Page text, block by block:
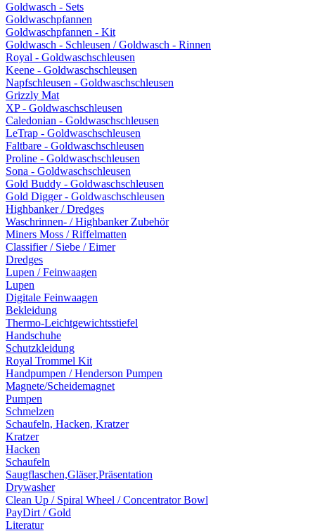
Goldwasch - Sets
Goldwaschpfannen
Goldwaschpfannen - Kit
Goldwasch - Schleusen / Goldwasch - Rinnen
Royal - Goldwaschschleusen
Keene - Goldwaschschleusen
Napfschleusen - Goldwaschschleusen
Grizzly Mat
XP - Goldwaschschleusen
Caledonian - Goldwaschschleusen
LeTrap - Goldwaschschleusen
Faltbare - Goldwaschschleusen
Proline - Goldwaschschleusen
Sona - Goldwaschschleusen
Gold Buddy - Goldwaschschleusen
Gold Digger - Goldwaschschleusen
Highbanker / Dredges
Waschrinnen- / Highbanker Zubehör
Miners Moss / Riffelmatten
Classifier / Siebe / Eimer
Dredges
Lupen / Feinwaagen
Lupen
Digitale Feinwaagen
Bekleidung
Thermo-Leichtgewichtsstiefel
Handschuhe
Schutzkleidung
Royal Trommel Kit
Handpumpen / Henderson Pumpen
Magnete/Scheidemagnet
Pumpen
Schmelzen
Schaufeln, Hacken, Kratzer
Kratzer
Hacken
Schaufeln
Saugflaschen,Gläser,Präsentation
Drywasher
Clean Up / Spiral Wheel / Concentrator Bowl
PayDirt / Gold
Literatur